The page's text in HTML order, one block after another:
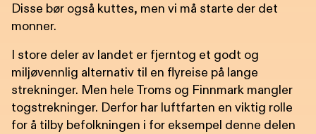
Disse bør også kuttes, men vi må starte der det
monner.
I store deler av landet er fjerntog et godt og
miljøvennlig alternativ til en flyreise på lange
strekninger. Men hele Troms og Finnmark mangler
togstrekninger. Derfor har luftfarten en viktig rolle
for å tilby befolkningen i for eksempel denne delen